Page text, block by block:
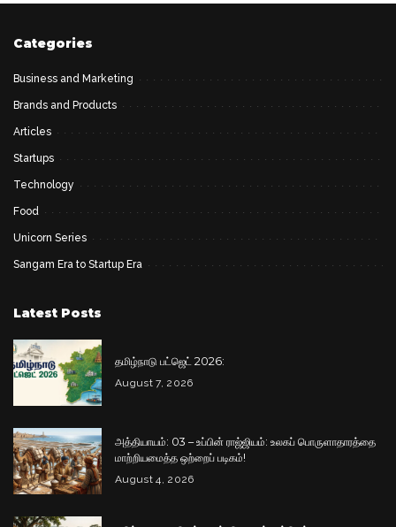
Categories
Business and Marketing
Brands and Products
Articles
Startups
Technology
Food
Unicorn Series
Sangam Era to Startup Era
Latest Posts
தமிழ்நாடு பட்ஜெட் 2026:
August 7, 2026
அத்தியாயம்: 03 – உப்பின் ராஜ்ஜியம்: உலகப் பொருளாதாரத்தை
மாற்றியமைத்த ஒற்றைப் படிகம்!
August 4, 2026